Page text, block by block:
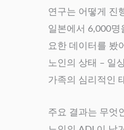
연구는 어떻게 진
일본에서 6,000명
요한 데이터를 봤
노인의 상태 – 일
가족의 심리적인
주요 결과는 무엇